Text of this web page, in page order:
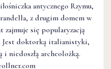
antycznego Rzymu,
z drugim domem w
się popularyzacją
Jest doktorką italianistyki,
i niedoszłą archeolożką.